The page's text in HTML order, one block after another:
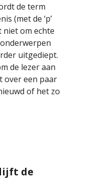
de term
(met de ‘p’
niet om echte
uitgediept.
de lezer aan
over een paar
of het zo
de